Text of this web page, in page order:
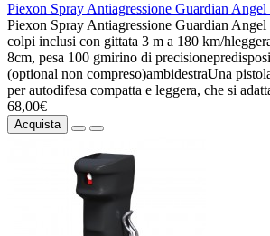
Piexon Spray Antiagressione Guardian
Piexon Spray Antiagressione Guardian
colpi inclusi con gittata 3 m a 180 km/
8cm, pesa 100 gmirino di
(optional non compreso)ambidestraUna
per autodifesa compatta e leggera, che si
68,00€
Acquista